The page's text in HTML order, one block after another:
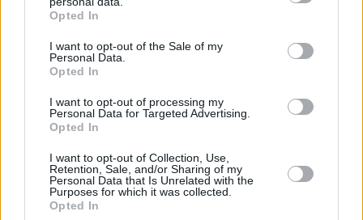
grant or deny consent to Google and its third-party tags to
use your data for below specified purposes in below Google
consent section.
Opted In
I want to opt-out of the Sale of my
Personal Data.
Opted In
I want to opt-out of processing my
Personal Data for Targeted Advertising.
Opted In
I want to opt-out of Collection, Use,
Retention, Sale, and/or Sharing of my
Personal Data that Is Unrelated with the
Purposes for which it was collected.
Opted In
μεγάλων έργων
Διασκεδάζουμε υπεύθυνα, επιστρέφουμε με ασφάλεια
29.07.2026, 09:39
ΣΧΟΛΙΑ(2)
Murica!
02.11.2023, 17:54
Ωραία εκπαίδευση έχουν. Μετά απορούν, γιατί